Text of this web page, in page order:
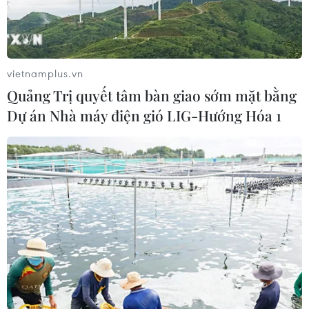
Nghệ An: OCOP đã có thương hiệu,
08/08/2026 03:28
Quảng Trị quyết tâm bàn giao sớm
mặt bằng Dự án Nhà máy điện gió
LIG-Hướng Hóa 1
08/08/2026 02:33
Chủ tịch Quốc hội dự kỷ
niệm 70 năm Ngày truyền thống lực
lượng Cảnh sát kinh tế
08/08/2026 01:59
vietnamplus.vn
Quảng Trị quyết tâm bàn giao sớm mặt bằng
Dự án Nhà máy điện gió LIG-Hướng Hóa 1